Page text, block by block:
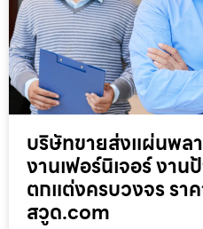
บริษัทขายส่งแผ่นพล
งานเฟอร์นิเจอร์ งา
ตกแต่งครบวงจร รา
สวูด.com